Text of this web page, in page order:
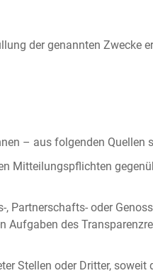
der genannten Zwecke
– aus folgenden Quellen
Mitteilungspflichten
Partnerschafts- oder
des
Stellen oder Dritter, soweit